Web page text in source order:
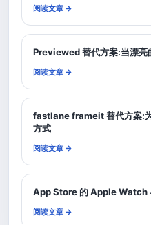
阅读文章 →
Previewed 替代方案:当漂亮
阅读文章 →
fastlane frameit 替代方案:
方式
阅读文章 →
App Store 的 Apple Watch
阅读文章 →